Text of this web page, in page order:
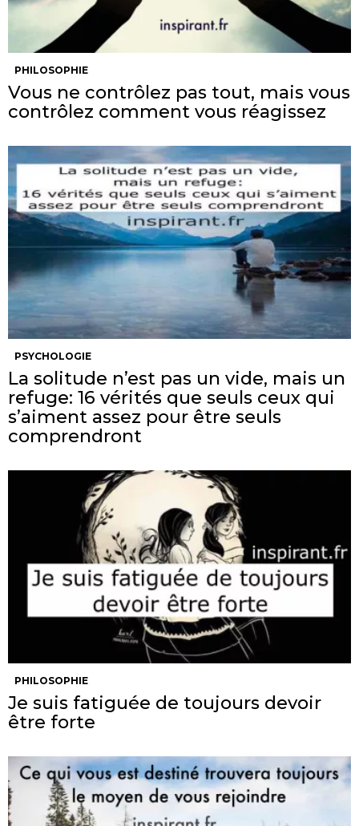
PHILOSOPHIE
Vous ne contrôlez pas tout, mais vous
contrôlez comment vous réagissez
PSYCHOLOGIE
La solitude n’est pas un vide, mais un
refuge: 16 vérités que seuls ceux qui
s’aiment assez pour être seuls
comprendront
PHILOSOPHIE
Je suis fatiguée de toujours devoir
être forte